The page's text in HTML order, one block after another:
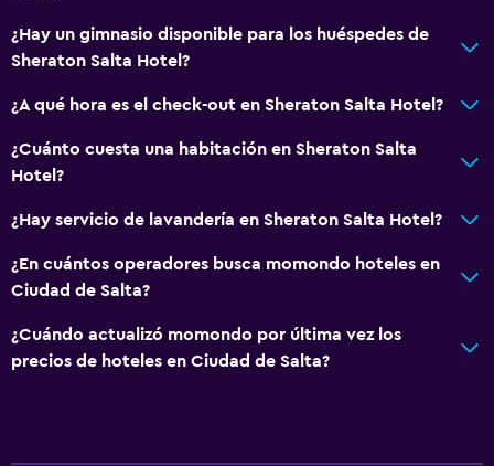
Vista a la ciudad
Baño
Inodoro con cisterna alta
Secador de pelo
Baño público
Albornoz
Baño privado
Gorro de baño
Bidé
¿Hay un gimnasio disponible para los huéspedes de
Sheraton Salta Hotel?
¿A qué hora es el check-out en Sheraton Salta Hotel?
¿Cuánto cuesta una habitación en Sheraton Salta
Hotel?
¿Hay servicio de lavandería en Sheraton Salta Hotel?
¿En cuántos operadores busca momondo hoteles en
Ciudad de Salta?
¿Cuándo actualizó momondo por última vez los
precios de hoteles en Ciudad de Salta?